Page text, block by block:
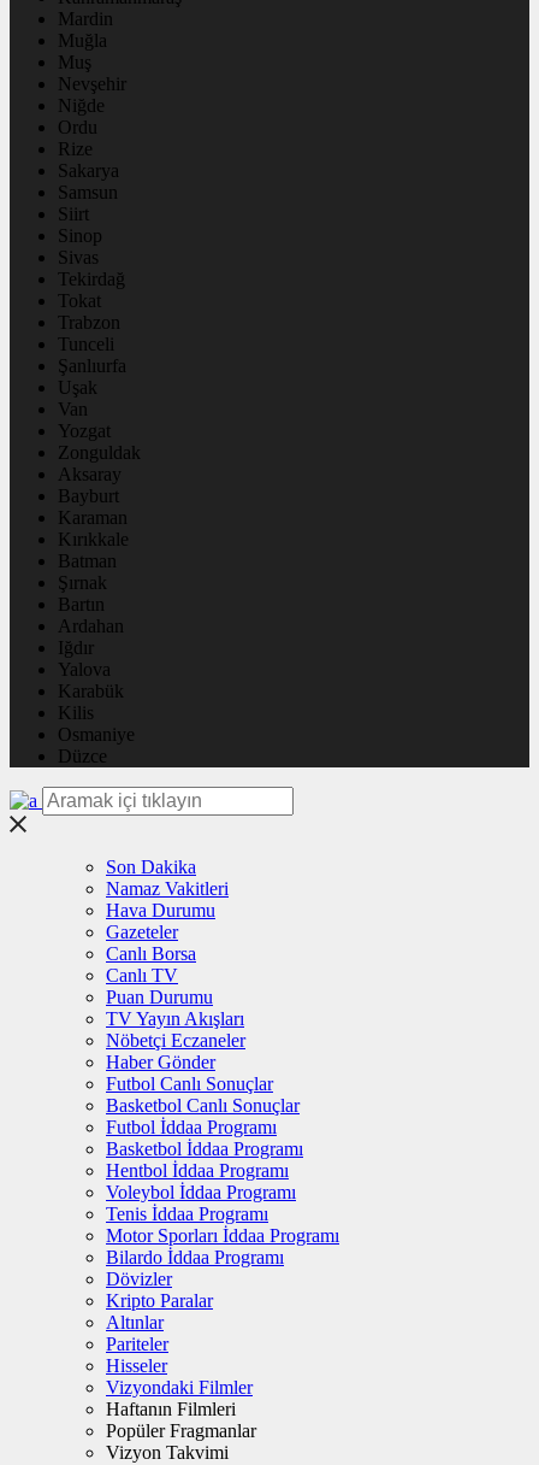
Mardin
Muğla
Muş
Nevşehir
Niğde
Ordu
Rize
Sakarya
Samsun
Siirt
Sinop
Sivas
Tekirdağ
Tokat
Trabzon
Tunceli
Şanlıurfa
Uşak
Van
Yozgat
Zonguldak
Aksaray
Bayburt
Karaman
Kırıkkale
Batman
Şırnak
Bartın
Ardahan
Iğdır
Yalova
Karabük
Kilis
Osmaniye
Düzce
Son Dakika
Namaz Vakitleri
Hava Durumu
Gazeteler
Canlı Borsa
Canlı TV
Puan Durumu
TV Yayın Akışları
Nöbetçi Eczaneler
Haber Gönder
Futbol Canlı Sonuçlar
Basketbol Canlı Sonuçlar
Futbol İddaa Programı
Basketbol İddaa Programı
Hentbol İddaa Programı
Voleybol İddaa Programı
Tenis İddaa Programı
Motor Sporları İddaa Programı
Bilardo İddaa Programı
Dövizler
Kripto Paralar
Altınlar
Pariteler
Hisseler
Vizyondaki Filmler
Haftanın Filmleri
Popüler Fragmanlar
Vizyon Takvimi